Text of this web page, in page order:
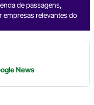
de passagens,
empresas relevantes do
News